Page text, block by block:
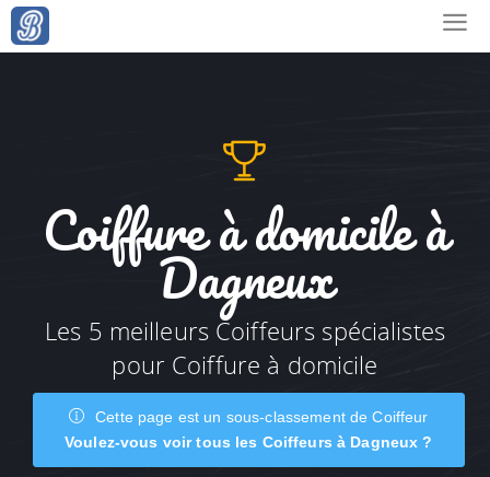
Coiffure à domicile à
Dagneux
Les 5 meilleurs Coiffeurs spécialistes
pour Coiffure à domicile
Cette page est un sous-classement de Coiffeur
Voulez-vous voir tous les Coiffeurs à Dagneux ?